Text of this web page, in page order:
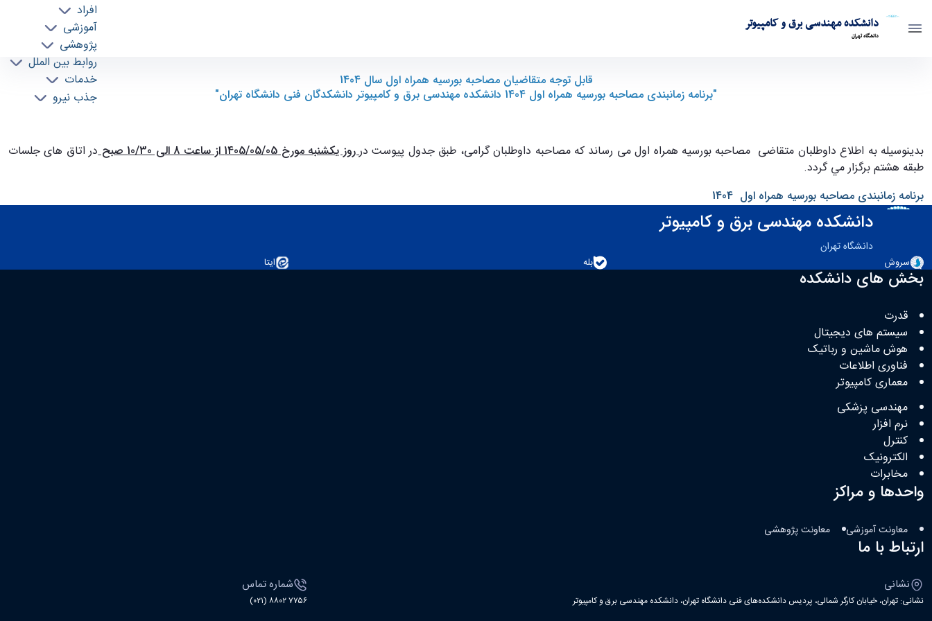
دانشکده مهندسی برق و کامپیوتر
دانشگاه تهران
افراد
آموزشی
پژوهشی
روابط بین الملل
خدمات
جذب نیرو
قابل توجه متقاضیان مصاحبه بورسيه همراه اول سال 1404 "برنامه زمانبندی مصاحبه بورسيه همراه اول 1404 دانشکده مهندسی برق و کامپیوتر دانشکدگان
قابل توجه متقاضیان مصاحبه بورسيه همراه اول سال 1404
"برنامه زمانبندی مصاحبه بورسيه همراه اول 1404 دانشکده مهندسی برق و کامپیوتر دانشکدگان فنی دانشگاه تهران"
بدينوسيله به اطلاع داوطلبان متقاضی مصاحبه بورسيه همراه اول می رساند که مصاحبه داوطلبان گرامی، طبق جدول پیوست درروز يكشنبه مورخ 05/‏05/‏1405 از ساعت 8 الی 10/30 صبح
در اتاق های جلسات
طبقه هشتم برگزار مي گردد.
برنامه زمانبندی مصاحبه بورسيه همراه اول 1404
دانشکده مهندسی برق و کامپیوتر
دانشگاه تهران
سروش
بله ایتا
بخش های دانشکده
قدرت
سیستم های دیجیتال
هوش ماشین و رباتیک
فناوری اطلاعات
معماری کامپیوتر
مهندسی پزشکی
نرم افزار
کنترل
الکترونیک
مخابرات
واحدها و مراکز
معاونت آموزشی معاونت پژوهشی
ارتباط با ما
نشانی
نشانی: تهران، خیابان کارگر شمالی، پردیس دانشکده‌های فنی دانشگاه تهران، دانشکده مهندسی برق و کامپیوتر
شماره تماس
۷۷۵۶ ۸۸۰۲ (۰۲۱)